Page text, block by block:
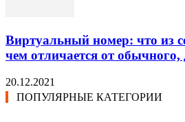
Виртуальный номер: что из
чем отличается от обычного,
20.12.2021
ПОПУЛЯРНЫЕ КАТЕГОРИИ